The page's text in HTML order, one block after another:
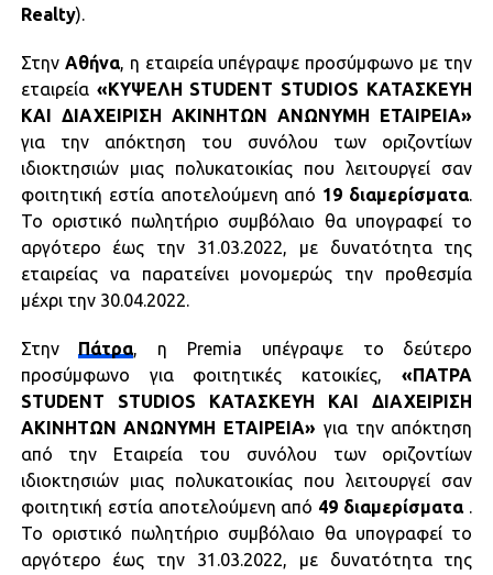
Realty).
Στην Αθήνα, η εταιρεία υπέγραψε προσύμφωνο με την
εταιρεία «ΚΥΨΕΛΗ STUDENT STUDIOS ΚΑΤΑΣΚΕΥΗ
ΚΑΙ ΔΙΑΧΕΙΡΙΣΗ ΑΚΙΝΗΤΩΝ ΑΝΩΝΥΜΗ ΕΤΑΙΡΕΙΑ»
για την απόκτηση του συνόλου των οριζοντίων
ιδιοκτησιών μιας πολυκατοικίας που λειτουργεί σαν
φοιτητική εστία αποτελούμενη από 19 διαμερίσματα.
Το οριστικό πωλητήριο συμβόλαιο θα υπογραφεί το
αργότερο έως την 31.03.2022, με δυνατότητα της
εταιρείας να παρατείνει μονομερώς την προθεσμία
μέχρι την 30.04.2022.
Στην Πάτρα, η Premia υπέγραψε το δεύτερο
προσύμφωνο για φοιτητικές κατοικίες,«ΠΑΤΡΑ
STUDENT STUDIOS ΚΑΤΑΣΚΕΥΗ ΚΑΙ ΔΙΑΧΕΙΡΙΣΗ
ΑΚΙΝΗΤΩΝ ΑΝΩΝΥΜΗ ΕΤΑΙΡΕΙΑ» για την απόκτηση
από την Εταιρεία του συνόλου των οριζοντίων
ιδιοκτησιών μιας πολυκατοικίας που λειτουργεί σαν
φοιτητική εστία αποτελούμενη από 49 διαμερίσματα.
Το οριστικό πωλητήριο συμβόλαιο θα υπογραφεί το
αργότερο έως την 31.03.2022, με δυνατότητα της